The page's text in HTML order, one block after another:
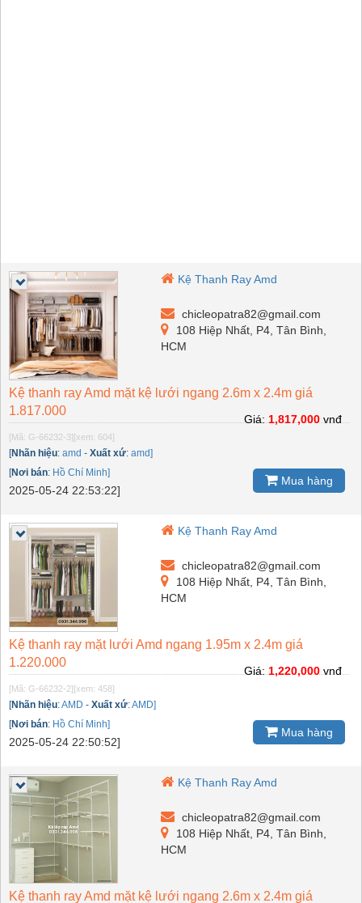
Kệ Thanh Ray Amd
chicleopatra82@gmail.com
108 Hiệp Nhất, P4, Tân Bình,
HCM
Kệ thanh ray Amd mặt kệ lưới ngang 2.6m x 2.4m giá
1.817.000
[Mã: G-66232-3] [xem: 604]
[Nhãn hiệu: amd - Xuất xứ: amd]
[Nơi bán: Hồ Chí Minh]
2025-05-24 22:53:22]
Giá:1,817,000vnđ
Mua hàng
Kệ Thanh Ray Amd
chicleopatra82@gmail.com
108 Hiệp Nhất, P4, Tân Bình,
HCM
Kệ thanh ray mặt lưới Amd ngang 1.95m x 2.4m giá
1.220.000
[Mã: G-66232-2] [xem: 458]
[Nhãn hiệu:AMD - Xuất xứ:AMD]
[Nơi bán: Hồ Chí Minh]
2025-05-24 22:50:52]
Giá:1,220,000vnđ
Mua hàng
Kệ Thanh Ray Amd
chicleopatra82@gmail.com
108 Hiệp Nhất, P4, Tân Bình,
HCM
Kệ thanh ray Amd mặt kệ lưới ngang 2.6m x 2.4m giá